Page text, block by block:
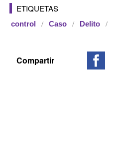
ETIQUETAS
control Caso Delito